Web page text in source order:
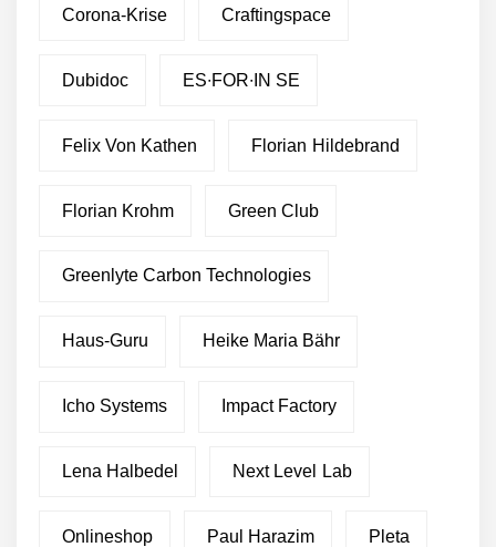
Corona-Krise Craftingspace
Dubidoc ES∙FOR∙IN SE
Felix Von Kathen Florian Hildebrand
Florian Krohm Green Club
Greenlyte Carbon Technologies
Haus-Guru Heike Maria Bähr
Icho Systems Impact Factory
Lena Halbedel Next Level Lab
Onlineshop Paul Harazim Pleta